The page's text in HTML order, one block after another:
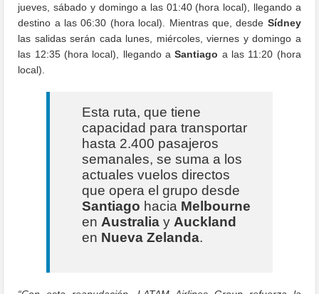
jueves, sábado y domingo a las 01:40 (hora local), llegando a
destino a las 06:30 (hora local). Mientras que, desde Sídney
las salidas serán cada lunes, miércoles, viernes y domingo a
las 12:35 (hora local), llegando aSantiago a las 11:20 (hora
local).
Esta ruta, que tiene
capacidad para transportar
hasta 2.400 pasajeros
semanales, se suma a los
actuales vuelos directos
que opera el grupo desde
Santiago hacia Melbourne
en Australia y Auckland
en Nueva Zelanda.